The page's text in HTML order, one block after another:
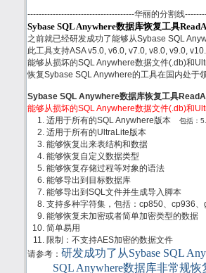
--------------------------------------华丽的分割线
Sybase SQL Anywhere数据库恢复工具
之前就已经研发成功了能够从Sybase SQL
此工具支持ASA v5.0, v6.0, v7.0, v8.0, v9.0,
能够从损坏的SQL Anywhere数据文件(.db)和
恢复Sybase SQL Anywhere的工具在国内处于领
Sybase SQL Anywhere数据库恢复工具
能够从损坏的SQL Anywhere数据文件(.db)和
适用于所有的SQL Anywhere版本
包括：
适用于所有的UltraLite版本
能够恢复出来表结构和数据
能够恢复自定义数据类型
能够恢复存储过程等对象的语法
能够导出到目标数据库
能够导出到SQL文件并生成导入脚本
支持多种字符集，包括：cp850、cp936
能够恢复未加密或者简单加密类型的数据
简单易用
限制：不支持AES加密的数据文件
请参考： 研发成功了从Sybase SQL
SQL Anywhere数据库非常规